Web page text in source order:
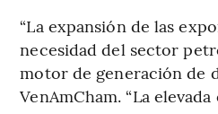
“La expansión de las
necesidad del sector
motor de generación de
VenAmCham. “La